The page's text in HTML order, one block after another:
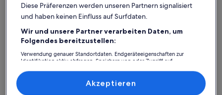
Diese Präferenzen werden unseren Partnern signalisiert
und haben keinen Einfluss auf Surfdaten.
Wir und unsere Partner verarbeiten Daten, um
Folgendes bereitzustellen:
Verwendung genauer Standortdaten. Endgeräteeigenschaften zur
Identifikation aktiv abfragen. Speichern von oder Zugriff auf
Inhalte, Messung von Werbeleistung und der Performance von Inhalten,
Zielgruppenforschung sowie Entwicklung und Verbesserung von
Akzeptieren